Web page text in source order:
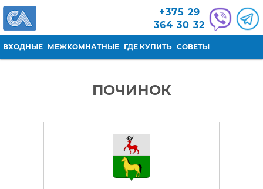
Перейти к основному содержанию+375 29
364 30 32
ВХОДНЫЕ МЕЖКОМНАТНЫЕ ГДЕ КУПИТЬ СОВЕТЫ
ПОЧИНОК